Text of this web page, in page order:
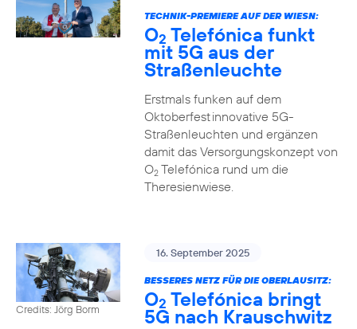
TECHNIK-PREMIERE AUF DER WIESN:
O2 Telefónica funkt
mit 5G aus der
Straßenleuchte
Erstmals funken auf dem
Oktoberfest innovative 5G-
Straßenleuchten und ergänzen
damit das Versorgungskonzept von
O2Telefónica rund um die
Theresienwiese.
Credits: Jörg Borm
16. September 2025
BESSERES NETZ FÜR DIE OBERLAUSITZ:
O2 Telefónica bringt
5G nach Krauschwitz